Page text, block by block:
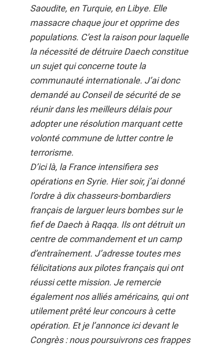
Saoudite, en Turquie, en Libye. Elle
massacre chaque jour et opprime des
populations. C’est la raison pour laquelle
la nécessité de détruire Daech constitue
un sujet qui concerne toute la
communauté internationale. J’ai donc
demandé au Conseil de sécurité de se
réunir dans les meilleurs délais pour
adopter une résolution marquant cette
volonté commune de lutter contre le
terrorisme.
D’ici là, la France intensifiera ses
opérations en Syrie. Hier soir, j’ai donné
l’ordre à dix chasseurs-bombardiers
français de larguer leurs bombes sur le
fief de Daech à Raqqa. Ils ont détruit un
centre de commandement et un camp
d’entraînement. J’adresse toutes mes
félicitations aux pilotes français qui ont
réussi cette mission. Je remercie
également nos alliés américains, qui ont
utilement prêté leur concours à cette
opération. Et je l’annonce ici devant le
Congrès : nous poursuivrons ces frappes